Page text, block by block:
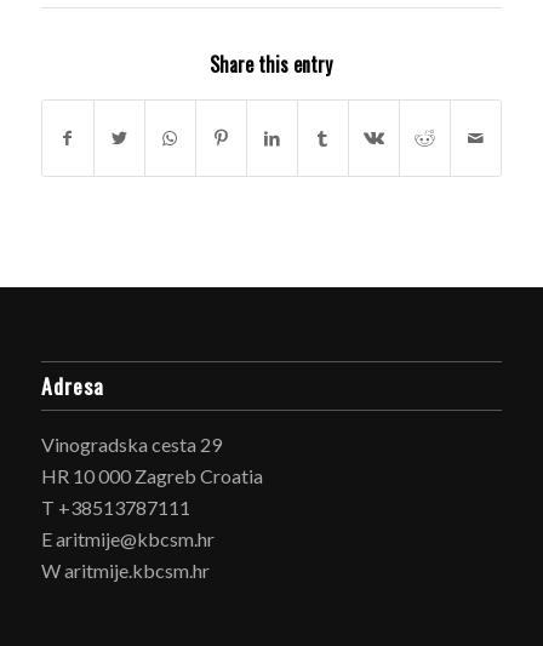
Share this entry
Adresa
Vinogradska cesta 29
HR 10 000 Zagreb Croatia
T +38513787111
E aritmije@kbcsm.hr
W aritmije.kbcsm.hr